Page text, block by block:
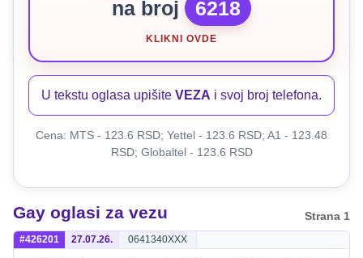
na broj
6218
KLIKNI OVDE
U tekstu oglasa upišite VEZA i svoj broj telefona.
Cena: MTS - 123.6 RSD; Yettel - 123.6 RSD; A1 - 123.48
RSD; Globaltel - 123.6 RSD
Gay oglasi za vezu Strana 1
#426201 27.07.26. 0641340XXX